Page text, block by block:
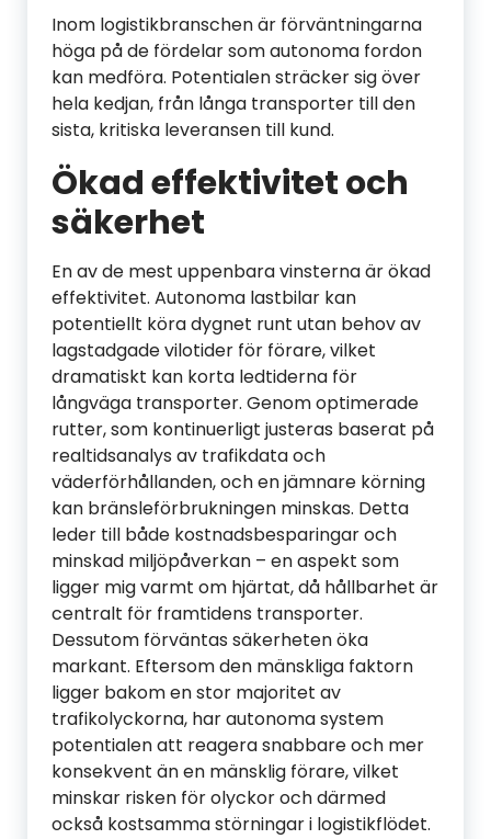
Inom logistikbranschen är förväntningarna
höga på de fördelar som autonoma fordon
kan medföra. Potentialen sträcker sig över
hela kedjan, från långa transporter till den
sista, kritiska leveransen till kund.
Ökad effektivitet och
säkerhet
En av de mest uppenbara vinsterna är ökad
effektivitet. Autonoma lastbilar kan
potentiellt köra dygnet runt utan behov av
lagstadgade vilotider för förare, vilket
dramatiskt kan korta ledtiderna för
långväga transporter. Genom optimerade
rutter, som kontinuerligt justeras baserat på
realtidsanalys av trafikdata och
väderförhållanden, och en jämnare körning
kan bränsleförbrukningen minskas. Detta
leder till både kostnadsbesparingar och
minskad miljöpåverkan – en aspekt som
ligger mig varmt om hjärtat, då hållbarhet är
centralt för framtidens transporter.
Dessutom förväntas säkerheten öka
markant. Eftersom den mänskliga faktorn
ligger bakom en stor majoritet av
trafikolyckorna, har autonoma system
potentialen att reagera snabbare och mer
konsekvent än en mänsklig förare, vilket
minskar risken för olyckor och därmed
också kostsamma störningar i logistikflödet.